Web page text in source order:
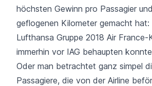
höchsten Gewinn pro Passagier
geflogenen Kilometer gemacht hat:
Lufthansa Gruppe 2018 Air
immerhin vor IAG behaupten
Oder man betrachtet ganz simpel
Passagiere, die von der Airline